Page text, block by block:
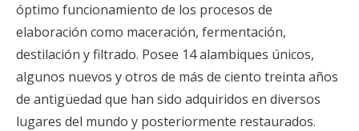
óptimo funcionamiento de los procesos de
elaboración como maceración, fermentación,
destilación y filtrado. Posee 14 alambiques únicos,
algunos nuevos y otros de más de ciento treinta años
de antigüedad que han sido adquiridos en diversos
lugares del mundo y posteriormente restaurados.